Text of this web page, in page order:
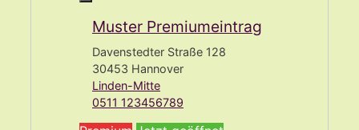
Muster Premiumeintrag
Davenstedter Straße 128
30453 Hannover
Linden-Mitte
0511 123456789